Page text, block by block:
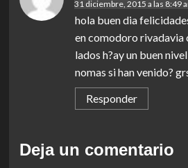
31 diciembre, 2015 a las 8:49
hola buen dia
en comodoro rivadavia
lados h?ay un buen
nomas si han venido?
Responder
Deja un comentario